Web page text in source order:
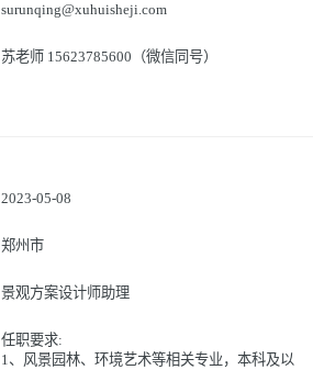
surunqing@xuhuisheji.com
苏老师 15623785600（微信同号）
2023-05-08
郑州市
景观方案设计师助理
任职要求:
1、风景园林、环境艺术等相关专业，本科及以